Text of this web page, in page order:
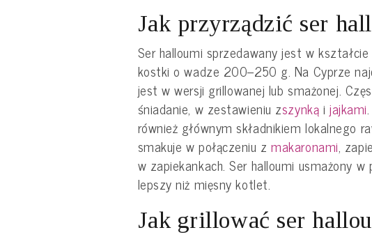
Jak przyrządzić ser
Ser halloumi sprzedawany jest w
kostki o wadze 200–250 g. Na Cyprze
jest w wersji grillowanej lub smażonej.
śniadanie, w zestawieniu zszynką i jajkami
również głównym składnikiem lokalnego
smakuje w połączeniu zmakaronami,
w zapiekankach. Ser halloumi usmażony
lepszy niż mięsny kotlet.
Jak grillować ser